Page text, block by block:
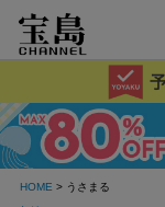
HOME > うさまる